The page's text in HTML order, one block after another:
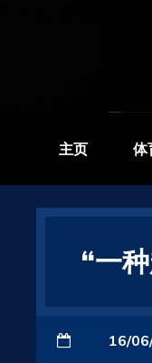
主页 体
“一
16/